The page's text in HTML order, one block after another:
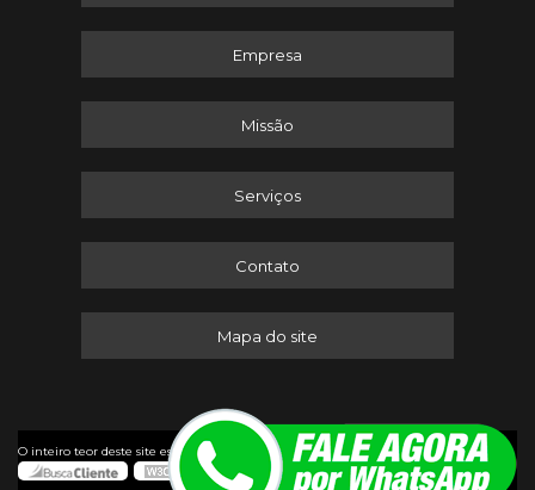
Empresa
Missão
Serviços
Contato
Mapa do site
O inteiro teor deste site está sujeito à proteção de direitos autorais. Copyright ©
Itaserv Máquinas (Lei 9610 de 19/02/1998)